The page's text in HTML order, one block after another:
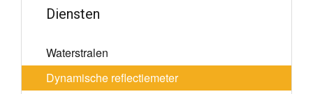
Diensten
Waterstralen
Dynamische reflectiemeter